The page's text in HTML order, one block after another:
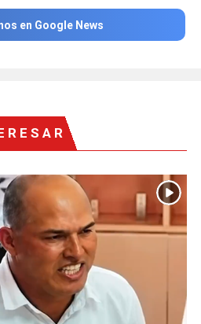
en Google News